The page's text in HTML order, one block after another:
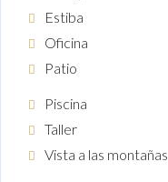
Estiba
Oficina
Patio
Piscina
Taller
Vista a las montañas